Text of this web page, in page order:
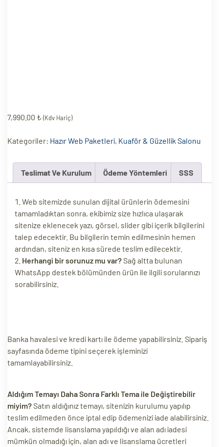
7,990.00 ₺ (Kdv Hariç)
Kategoriler: Hazır Web Paketleri, Kuaför & Güzellik Salonu
Teslimat Ve Kurulum Ödeme Yöntemleri SSS
Web sitemizde sunulan dijital ürünlerin ödemesini
tamamladıktan sonra, ekibimiz size hızlıca ulaşarak
sitenize eklenecek yazı, görsel, slider gibi içerik bilgilerini
talep edecektir. Bu bilgilerin temin edilmesinin hemen
ardından, siteniz en kısa sürede teslim edilecektir.
Herhangi bir sorunuz mu var?Sağ altta bulunan
WhatsApp destek bölümünden ürün ile ilgili sorularınızı
sorabilirsiniz.
Banka havalesi ve kredi kartı ile ödeme yapabilirsiniz. Sipariş
sayfasında ödeme tipini seçerek işleminizi
tamamlayabilirsiniz.
Aldığım Temayı Daha Sonra Farklı Tema ile Değiştirebilir
miyim?Satın aldığınız temayı, sitenizin kurulumu yapılıp
teslim edilmeden önce iptal edip ödemenizi iade alabilirsiniz.
Ancak, sistemde lisanslama yapıldığı ve alan adı iadesi
mümkün olmadığı için, alan adı ve lisanslama ücretleri